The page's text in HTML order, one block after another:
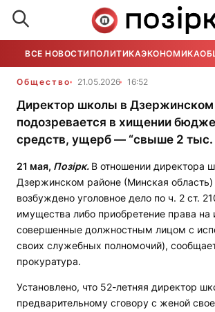
ВСЕ НОВОСТИ ПОЛИТИКАЭКОНОМИКА
Общество 21.05.2026 16:52
Директор школы в Дзержинском
подозревается в хищении
средств, ущерб — “свыше 2 тыс.
21 мая, Позірк. В отношении директора
Дзержинском районе (Минская область)
возбуждено уголовное дело по ч. 2 ст.
имущества либо приобретение права на
совершенные должностным лицом с
своих служебных полномочий),
прокуратура.
Установлено, что 52-летняя директор
предварительному сговору с женой